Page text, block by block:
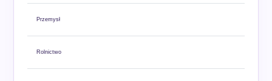
Przemysł
Rolnictwo